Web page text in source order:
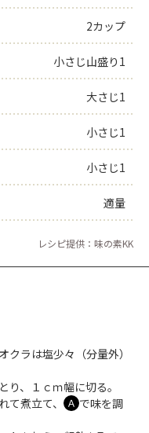
2カップ
小さじ山盛り1
大さじ1
小さじ1
小さじ1
適量
レシピ提供：味の素KK
クラは塩少々（分量外）
、１ｃｍ幅に切る。
て煮立て、 Ａ で味を調